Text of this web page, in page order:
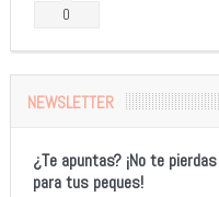
0
NEWSLETTER
¿Te apuntas? ¡No te
para tus peques!